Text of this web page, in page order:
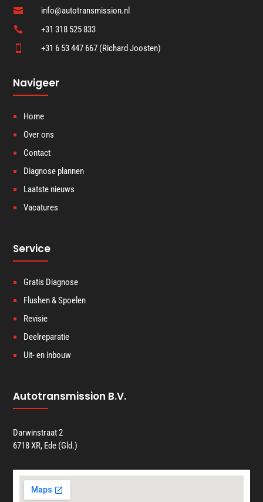
 info@autotransmission.nl
 +31 318 525 833
 +31 6 53 447 667 (Richard Joosten)
Navigeer
Home
Over ons
Contact
Diagnose plannen
Laatste nieuws
Vacatures
Service
Gratis Diagnose
Flushen & Spoelen
Revisie
Deelreparatie
Uit- en inbouw
Autotransmission B.V.
Darwinstraat 2
6718 XR, Ede (Gld.)